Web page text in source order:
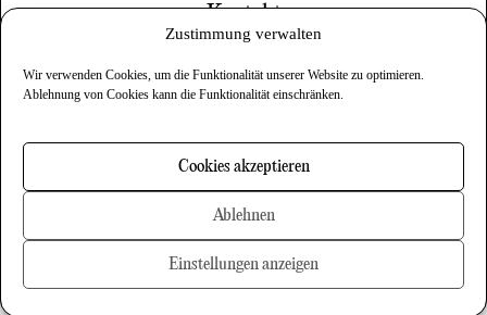
Zustimmung verwalten
Wir verwenden Cookies, um die Funktionalität unserer Website zu optimieren.
Ablehnung von Cookies kann die Funktionalität einschränken.
Cookies akzeptieren
Ablehnen
Einstellungen anzeigen
Kontakt
Datenschutz
Newsletter